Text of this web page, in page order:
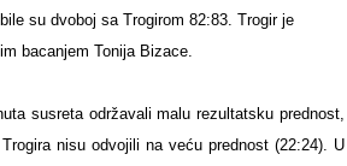
su dvoboj sa Trogirom 82:83. Trogir je
bacanjem Tonija Bizace.
susreta održavali malu rezultatsku prednost,
nisu odvojili na veću prednost (22:24). U